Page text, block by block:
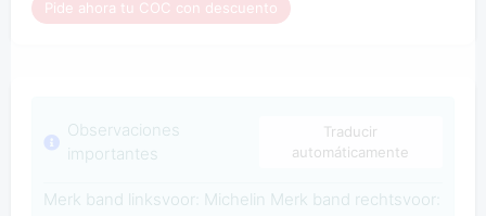
Pide ahora tu COC con descuento
Observaciones
importantes
Traducir
automáticamente
Merk band linksvoor: Michelin Merk band rechtsvoor: